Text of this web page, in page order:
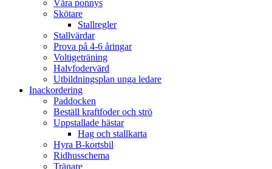
Våra ponnys
Skötare
Stallregler
Stallvärdar
Prova på 4-6 åringar
Voltigeträning
Halvfodervärd
Utbildningsplan unga ledare
Inackordering
Paddocken
Beställ kraftfoder och strö
Uppstallade hästar
Hag och stallkarta
Hyra B-kortsbil
Ridhusschema
Tränare